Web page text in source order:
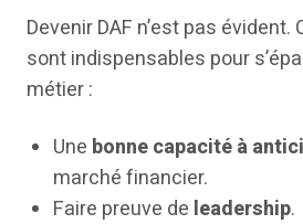
Devenir DAF n’est pas
sont indispensables pour
métier :
Une bonne capacité à
marché financier.
Faire preuve de leadership.